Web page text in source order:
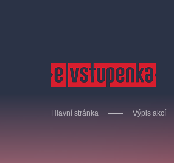
Hlavní stránka Výpis akcí